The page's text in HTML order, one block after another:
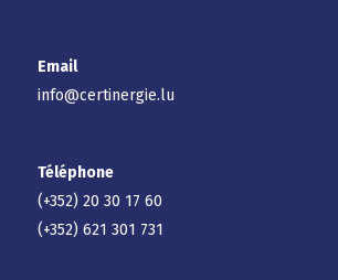
Email
info@certinergie.lu
Téléphone
(+352) 20 30 17 60
(+352) 621 301 731